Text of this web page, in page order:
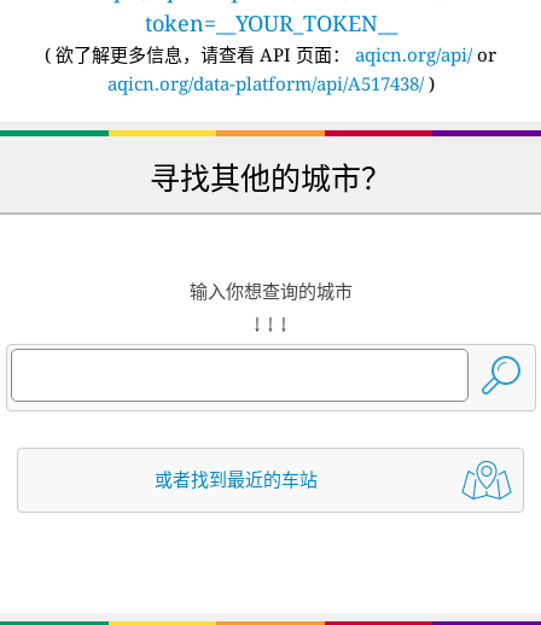
token=__YOUR_TOKEN__
( 欲了解更多信息，请查看 API 页面： aqicn.org/api/or
aqicn.org/data-platform/api/A517438/)
寻找其他的城市？
输入你想查询的城市
↓ ↓ ↓
或者找到最近的车站